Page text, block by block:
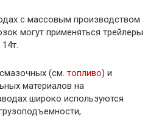
с массовым производством
могут применяться трейлеры
(см. топливо) и
материалов на
широко используются